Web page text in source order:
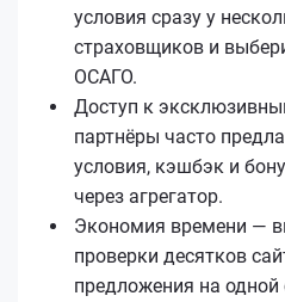
условия сразу у
страховщиков и
ОСАГО.
Доступ к
партнёры часто
условия, кэшбэк и
через агрегатор.
Экономия времени —
проверки десятков
предложения на одной